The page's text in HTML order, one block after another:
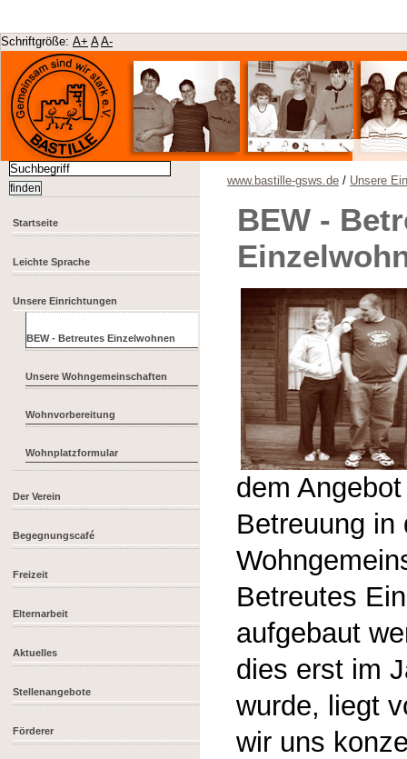
Schriftgröße: A+ A A-
Startseite
Leichte Sprache
Unsere Einrichtungen
BEW - Betreutes Einzelwohnen
Unsere Wohngemeinschaften
Wohnvorbereitung
Wohnplatzformular
Der Verein
Begegnungscafé
Freizeit
Elternarbeit
Aktuelles
Stellenangebote
Förderer
www.bastille-gsws.de / Unsere
BEW -
dem
Betreuung in
Betreutes
aufgebaut
dies erst im
wurde, liegt
wir uns